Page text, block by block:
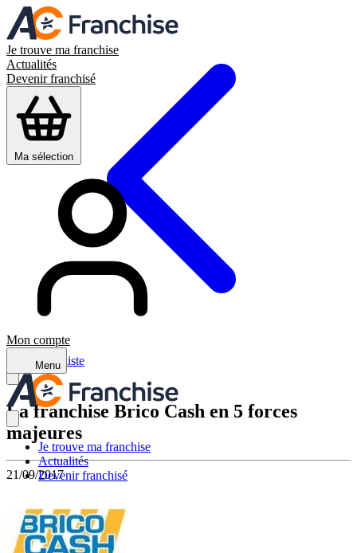
Je trouve ma franchise
Actualités
Devenir franchisé
Ma sélection
Mon compte
Menu
Je trouve ma franchise
Actualités
Devenir franchisé
Retour à la liste
La franchise Brico Cash en 5 forces
majeures
21/09/2017